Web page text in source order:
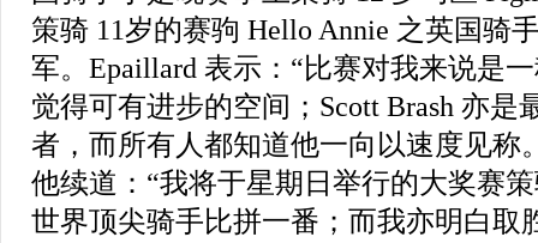
策骑 11岁的赛驹 Hello Annie 之英国骑
军。Epaillard 表示：“比赛对我来说是
觉得可有进步的空间；Scott Brash 亦是
者，而所有人都知道他一向以速度见称
他续道：“我将于星期日举行的大奖赛
世界顶尖骑手比拼一番；而我亦明白取